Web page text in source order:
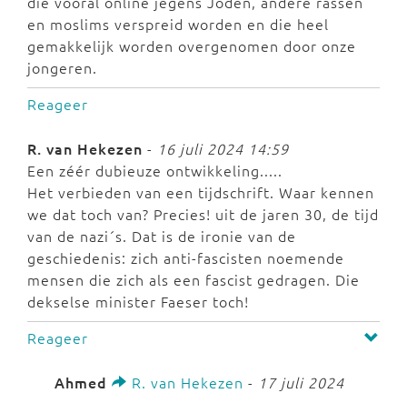
en moslims verspreid worden en die heel
gemakkelijk worden overgenomen door onze
jongeren.
Reageer
R. van Hekezen - 16 juli 2024 14:59
Een zéér dubieuze ontwikkeling.....
Het verbieden van een tijdschrift. Waar kennen
we dat toch van? Precies! uit de jaren 30, de tijd
van de nazi´s. Dat is de ironie van de
geschiedenis: zich anti-fascisten noemende
mensen die zich als een fascist gedragen. Die
dekselse minister Faeser toch!
Reageer
Ahmed R. van Hekezen - 17 juli 2024